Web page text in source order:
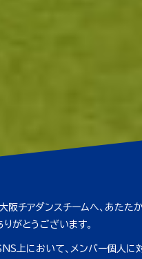
阪チアダンスチームへ、あたた
りがとうございます。
上において、メンバー個人に